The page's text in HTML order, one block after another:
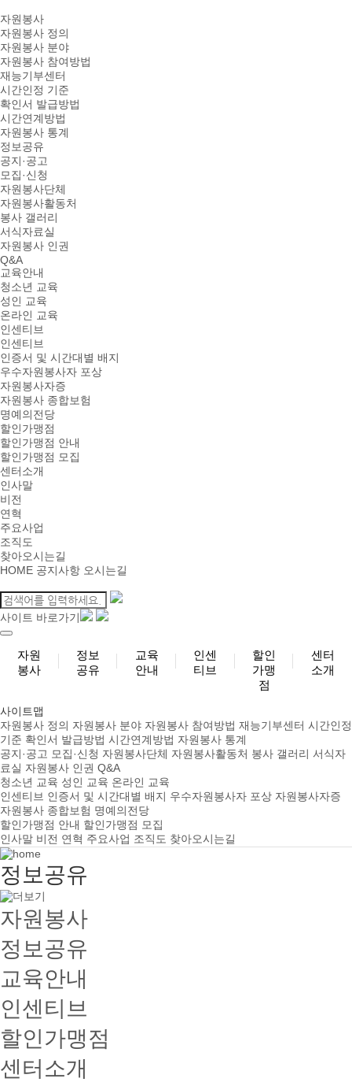
자원봉사
자원봉사 정의
자원봉사 분야
자원봉사 참여방법
재능기부센터
시간인정 기준
확인서 발급방법
시간연계방법
자원봉사 통계
정보공유
공지·공고
모집·신청
자원봉사단체
자원봉사활동처
봉사 갤러리
서식자료실
자원봉사 인권
Q&A
교육안내
청소년 교육
성인 교육
온라인 교육
인센티브
인센티브
인증서 및 시간대별 배지
우수자원봉사자 포상
자원봉사자증
자원봉사 종합보험
명예의전당
할인가맹점
할인가맹점 안내
할인가맹점 모집
센터소개
인사말
비전
연혁
주요사업
조직도
찾아오시는길
HOME 공지사항 오시는길
사이트 바로가기
자원
봉사
정보
공유
교육
안내
인센
티브
할인
가맹
점
센터
소개
사이트맵
자원봉사 정의 자원봉사 분야 자원봉사 참여방법 재능기부센터 시간인정
기준 확인서 발급방법 시간연계방법 자원봉사 통계
공지·공고 모집·신청 자원봉사단체 자원봉사활동처 봉사 갤러리 서식자
료실 자원봉사 인권 Q&A
청소년 교육 성인 교육 온라인 교육
인센티브 인증서 및 시간대별 배지 우수자원봉사자 포상 자원봉사자증
자원봉사 종합보험 명예의전당
할인가맹점 안내 할인가맹점 모집
인사말 비전 연혁 주요사업 조직도 찾아오시는길
정보공유
자원봉사
정보공유
교육안내
인센티브
할인가맹점
센터소개